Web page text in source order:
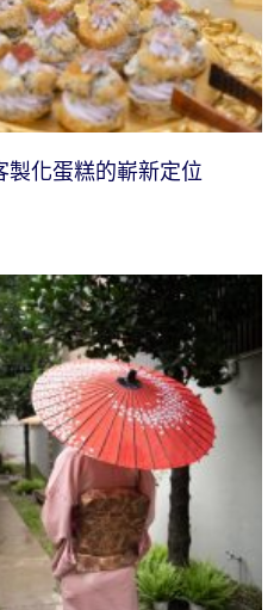
製化蛋糕的嶄新定位